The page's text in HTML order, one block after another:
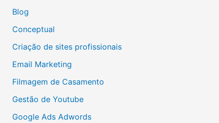
Blog
Conceptual
Criação de sites profissionais
Email Marketing
Filmagem de Casamento
Gestão de Youtube
Google Ads Adwords